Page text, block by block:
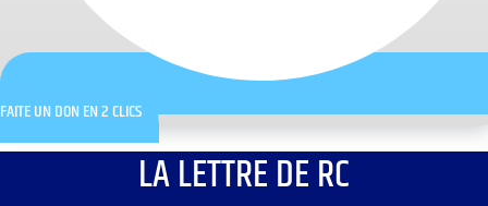
FAITE UN DON EN 2 CLICS
LA LETTRE DE RC